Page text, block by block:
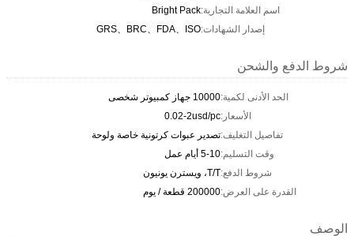
اسم العلامة التجارية:Bright Pack
إصدار الشهادات:GRS、BRC、FDA、ISO
شروط الدفع والشحن
الحد الأدنى لكمية:10000 جهاز كمبيوتر شخصى
الأسعار:0.02-2usd/pc
تفاصيل التغليف:تصدير عبوات كرتونية خاصة ولوحة
وقت التسليم:5-10 أيام عمل
شروط الدفع:T/T، ويسترن يونيون
القدرة على العرض:200000 قطعة / يوم
الوصف